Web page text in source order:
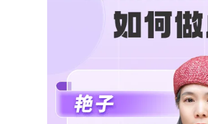
全行业全场景私域开店
深度链接粉丝，高品质
AI智能营销
AI智能营销就用小鹅通
稳定运营工具
社区团购
社区团购”新生态模式”
服装行业
服装行业私域互动运营
方案